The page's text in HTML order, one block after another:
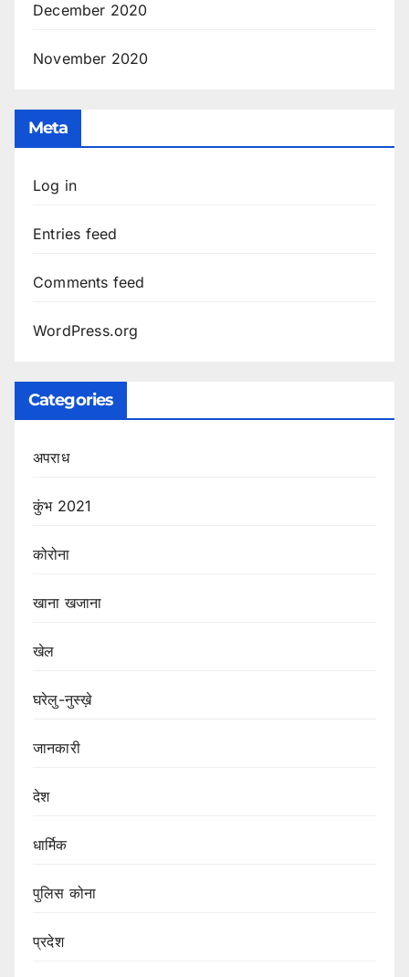
December 2020
November 2020
Meta
Log in
Entries feed
Comments feed
WordPress.org
Categories
अपराध
कुंभ 2021
कोरोना
खाना खजाना
खेल
घरेलु-नुस्ख़े
जानकारी
देश
धार्मिक
पुलिस कोना
प्रदेश